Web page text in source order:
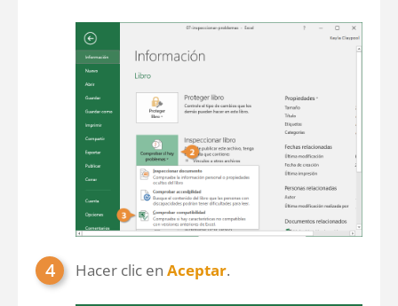
Hacer clic en Aceptar.